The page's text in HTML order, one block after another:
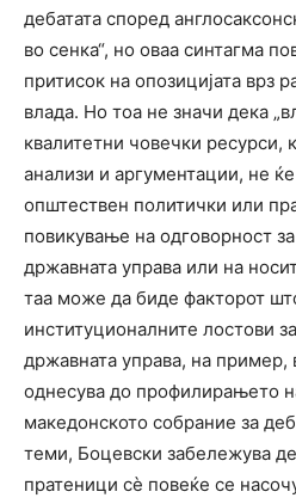
дебатата според
во сенка“, но оваа синтагма
притисок на опозицијата врз
влада. Но тоа не значи дека
квалитетни човечки ресурси,
анализи и аргументации, не
општествен политички или
повикување на одговорност
државната управа или на
таа може да биде факторот
институционалните лостови
државната управа, на
однесува до профилирањето
македонското собрание за
теми, Боцевски забележува
пратеници сѐ повеќе се